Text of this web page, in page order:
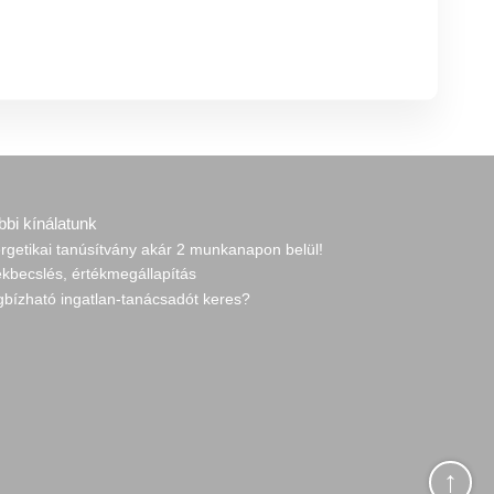
↑
kínálatunk
tanúsítvány akár 2 munkanapon belül!
értékmegállapítás
ingatlan-tanácsadót keres?